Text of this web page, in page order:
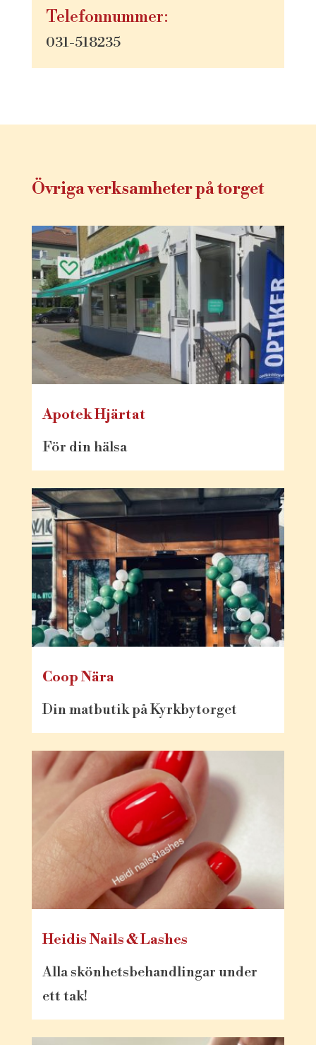
Telefonnummer:
031-518235
Övriga verksamheter på torget
Apotek Hjärtat
För din hälsa
Coop Nära
Din matbutik på Kyrkbytorget
Heidis Nails & Lashes
Alla skönhetsbehandlingar under
ett tak!